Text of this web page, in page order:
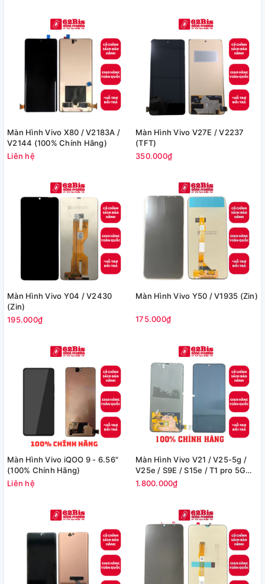
Màn Hình Vivo X80 / V2183A /
V2144 (100% Chính Hãng)
Liên hệ
Màn Hình Vivo V27E / V2237
(TFT)
350.000₫
Màn Hình Vivo Y04 / V2430
(Zin)
195.000₫
Màn Hình Vivo Y50 / V1935 (Zin)
175.000₫
Màn Hình Vivo iQOO 9 - 6.56"
(100% Chính Hãng)
Liên hệ
Màn Hình Vivo V21 / V25-5g /
V25e / S9E / S15e / T1 pro 5G
(100% Chính Hãng)
1.800.000₫